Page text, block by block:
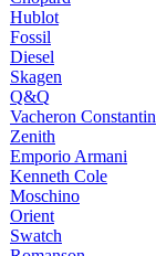
Hublot
Fossil
Diesel
Skagen
Q&Q
Vacheron Constantin
Zenith
Emporio Armani
Kenneth Cole
Moschino
Orient
Swatch